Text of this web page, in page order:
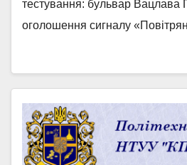
тестування: бульвар Вацлава
оголошення сигналу